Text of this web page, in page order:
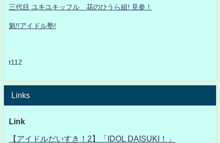
三代目 ユキユキッフル 花のひうら組! 見参！
魁!!アイドル塾!
t112
Links
Link
【アイドルだいすき！2】「IDOL DAISUKI！」